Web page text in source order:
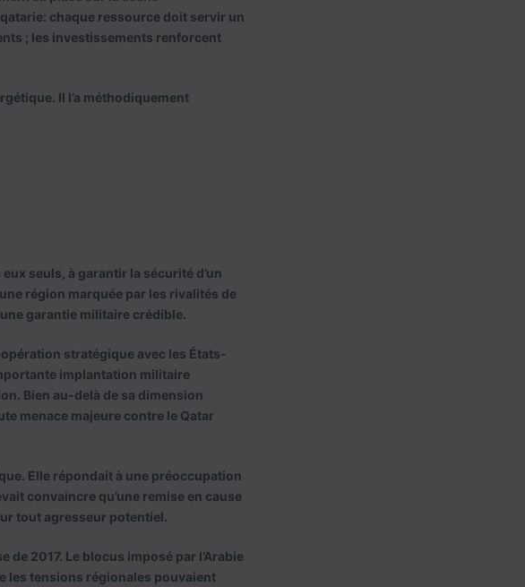
chaque ressource doit servir un
; les investissements renforcent
Il l’a méthodiquement
seuls, à garantir la sécurité d’un
région marquée par les rivalités de
garantie militaire crédible.
stratégique avec les États-
implantation militaire
Bien au-delà de sa dimension
menace majeure contre le Qatar
Elle répondait à une préoccupation
convaincre qu’une remise en cause
tout agresseur potentiel.
2017. Le blocus imposé par l’Arabie
les tensions régionales pouvaient